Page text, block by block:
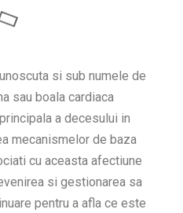
si sub numele de
sau boala cardiaca
a decesului in
mecanismelor de baza
cu aceasta afectiune
si gestionarea sa
pentru a afla ce este